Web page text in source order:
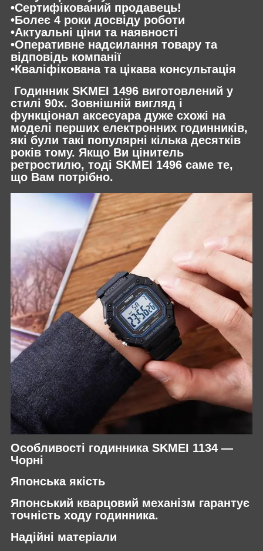
•Сертифікований продавець!
•Болеє 4 роки досвіду роботи
•Актуальні ціни та наявності
•Оперативне надсилання товару та
відповідь компанії
•Кваліфікована та цікава консультація
Годинник SKMEI 1496 виготовлений у
стилі 90х. Зовнішній вигляд і
функціонал аксесуара дуже схожі на
моделі перших електронних годинників,
які були такі популярні кілька десятків
років тому. Якщо Ви цінитель
ретростилю, тоді SKMEI 1496 саме те,
що Вам потрібно.
Особливості годинника SKMEI 1134 —
Чорні
Японська якість
Японський кварцовий механізм гарантує
точність ходу годинника.
Надійні матеріали